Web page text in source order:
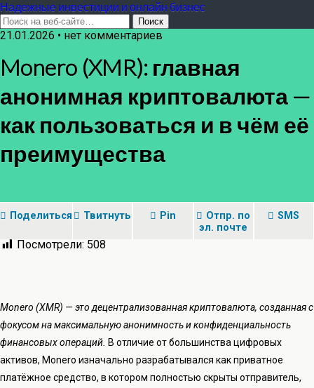
Надежные инвестиции и онлайн бизнес
21.01.2026 • нет комментариев
Monero (XMR): главная
анонимная криптовалюта —
как пользоваться и в чём её
преимущества
Поделиться Твитнуть Pin
Отпр. по
эл. почте
SMS
Посмотрели: 508
Monero (XMR) — это децентрализованная криптовалюта, созданная с
фокусом на максимальную анонимность и конфиденциальность
финансовых операций. В отличие от большинства цифровых
активов, Monero изначально разрабатывался как приватное
платёжное средство, в котором полностью скрыты отправитель,